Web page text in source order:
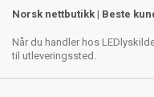
Norsk nettbutikk | Beste
Når du handler hos
til utleveringssted.